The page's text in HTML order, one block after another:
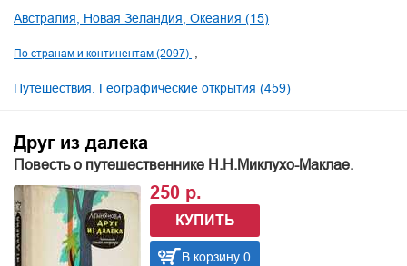
Австралия, Новая Зеландия, Океания (15)
По странам и континентам (2097)
Путешествия. Географические открытия (459)
Друг из далека
Повесть о путешественнике Н.Н.Миклухо-Маклае.
250 р.
КУПИТЬ
В корзину 0